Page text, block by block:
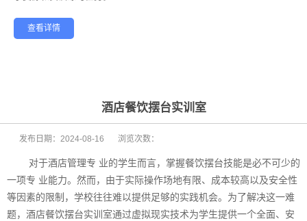
查看详情
酒店餐饮摆台实训室
发布日期： 2024-08-16 浏览次数：
对于酒店管理专 业的学生而言，掌握餐饮摆台技能是必不可少的
一项专 业能力。然而，由于实际操作场地有限、成本较高以及安全性
等因素的限制，学校往往难以提供足够的实践机会。为了解决这一难
题，酒店餐饮摆台实训室通过虚拟现实技术为学生提供一个全面、安